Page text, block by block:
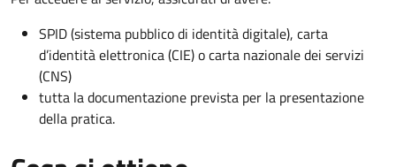
SPID (sistema pubblico di identità digitale), carta
d’identità elettronica (CIE) o carta nazionale dei servizi
(CNS)
tutta la documentazione prevista per la presentazione
della pratica.